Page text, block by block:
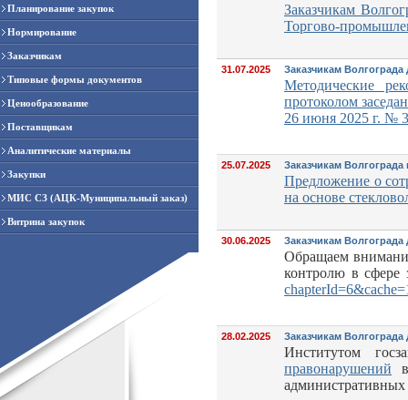
Планирование закупок
Нормирование
Заказчикам
Типовые формы документов
Ценообразование
Поставщикам
Аналитические материалы
Закупки
МИС СЗ (АЦК-Муниципальный заказ)
Витрина закупок
Заказчикам
Торгово-
31.07.2025 Заказчикам
Методические
протоколом
26 июня 2025 г. № 3
25.07.2025 Заказчикам Волгограда
Предложение о
на основе
30.06.2025 Заказчикам
Обращаем
контролю в сфере
28.02.2025 Заказчикам Волгограда
Институтом
правонарушений